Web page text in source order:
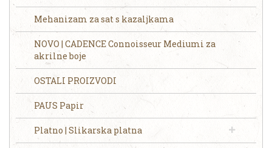
Mehanizam za sat s kazaljkama
NOVO | CADENCE Connoisseur Mediumi za
akrilne boje
OSTALI PROIZVODI
PAUS Papir
Platno | Slikarska platna